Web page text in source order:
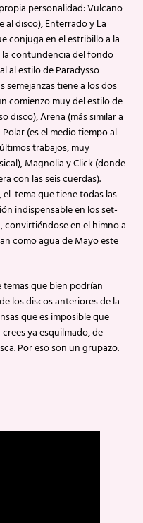
personalidad: Vulcano
al disco), Enterrado y La
conjuga en el estribillo a la
contundencia del fondo
al estilo de Paradysso
semejanzas tiene a los dos
comienzo muy del estilo de
disco), Arena (más similar a
(es el medio tiempo al
trabajos, muy
Magnolia y Click (donde
con las seis cuerdas).
el tema que tiene todas las
indispensable en los set-
convirtiéndose en el himno a
como agua de Mayo este
que bien podrían
los discos anteriores de la
que es imposible que
ya esquilmado, de
Por eso son un grupazo.